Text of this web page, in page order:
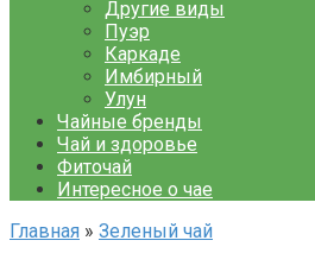
Другие виды
Пуэр
Каркаде
Имбирный
Улун
Чайные бренды
Чай и здоровье
Фиточай
Интересное о чае
Главная » Зеленый чай